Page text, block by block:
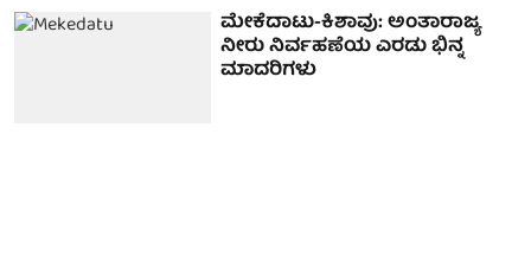
ಮೇಕೆದಾಟು-ಕಿಶಾವು: ಅಂತಾರಾಜ್ಯ
ನೀರು ನಿರ್ವಹಣೆಯ ಎರಡು ಭಿನ್ನ
ಮಾದರಿಗಳು